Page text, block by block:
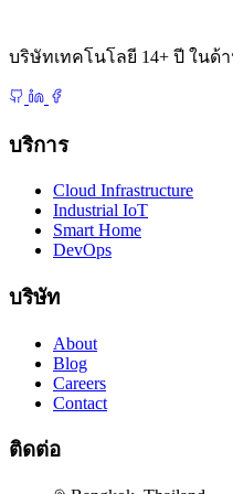
บริษัทเทคโนโลยี 14+ ปี ในด้าน
บริการ
Cloud Infrastructure
Industrial IoT
Smart Home
DevOps
บริษัท
About
Blog
Careers
Contact
ติดต่อ